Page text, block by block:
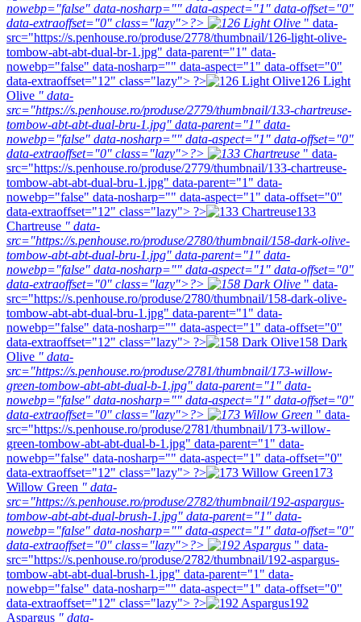
nowebp="false" data-nosharp="" data-aspect="1" data-offset="0"
data-extraoffset="0" class="lazy">?>
" data-
src="https://s.penhouse.ro/produse/2778/thumbnail/126-light-olive-
tombow-abt-abt-dual-br-1.jpg" data-parent="1" data-
nowebp="false" data-nosharp="" data-aspect="1" data-offset="0"
data-extraoffset="12" class="lazy"> ?>
126 Light
Olive " data-
src="https://s.penhouse.ro/produse/2779/thumbnail/133-chartreuse-
tombow-abt-abt-dual-bru-1.jpg" data-parent="1" data-
nowebp="false" data-nosharp="" data-aspect="1" data-offset="0"
data-extraoffset="0" class="lazy">?>
" data-
src="https://s.penhouse.ro/produse/2779/thumbnail/133-chartreuse-
tombow-abt-abt-dual-bru-1.jpg" data-parent="1" data-
nowebp="false" data-nosharp="" data-aspect="1" data-offset="0"
data-extraoffset="12" class="lazy"> ?>
133
Chartreuse " data-
src="https://s.penhouse.ro/produse/2780/thumbnail/158-dark-olive-
tombow-abt-abt-dual-bru-1.jpg" data-parent="1" data-
nowebp="false" data-nosharp="" data-aspect="1" data-offset="0"
data-extraoffset="0" class="lazy">?>
" data-
src="https://s.penhouse.ro/produse/2780/thumbnail/158-dark-olive-
tombow-abt-abt-dual-bru-1.jpg" data-parent="1" data-
nowebp="false" data-nosharp="" data-aspect="1" data-offset="0"
data-extraoffset="12" class="lazy"> ?>
158 Dark
Olive " data-
src="https://s.penhouse.ro/produse/2781/thumbnail/173-willow-
green-tombow-abt-abt-dual-b-1.jpg" data-parent="1" data-
nowebp="false" data-nosharp="" data-aspect="1" data-offset="0"
data-extraoffset="0" class="lazy">?>
" data-
src="https://s.penhouse.ro/produse/2781/thumbnail/173-willow-
green-tombow-abt-abt-dual-b-1.jpg" data-parent="1" data-
nowebp="false" data-nosharp="" data-aspect="1" data-offset="0"
data-extraoffset="12" class="lazy"> ?>
173
Willow Green " data-
src="https://s.penhouse.ro/produse/2782/thumbnail/192-aspargus-
tombow-abt-abt-dual-brush-1.jpg" data-parent="1" data-
nowebp="false" data-nosharp="" data-aspect="1" data-offset="0"
data-extraoffset="0" class="lazy">?>
" data-
src="https://s.penhouse.ro/produse/2782/thumbnail/192-aspargus-
tombow-abt-abt-dual-brush-1.jpg" data-parent="1" data-
nowebp="false" data-nosharp="" data-aspect="1" data-offset="0"
data-extraoffset="12" class="lazy"> ?>
192
Aspargus " data-